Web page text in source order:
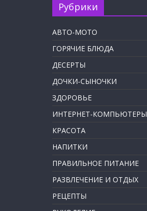
Рубрики
АВТО-МОТО
ГОРЯЧИЕ БЛЮДА
ДЕСЕРТЫ
ДОЧКИ-СЫНОЧКИ
ЗДОРОВЬЕ
ИНТЕРНЕТ-КОМПЬЮТЕРЫ
КРАСОТА
НАПИТКИ
ПРАВИЛЬНОЕ ПИТАНИЕ
РАЗВЛЕЧЕНИЕ И ОТДЫХ
РЕЦЕПТЫ